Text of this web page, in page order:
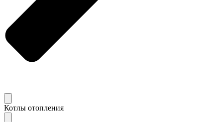
Котлы отопления